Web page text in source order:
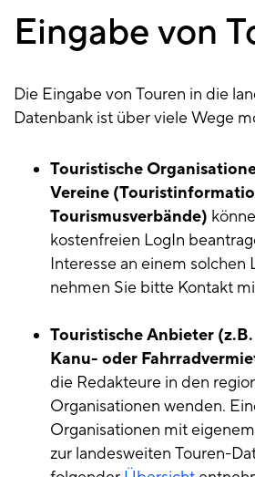
Eingabe
vonEingabe von
Die Eingabe von Touren in die
Datenbank ist über viele Wege
Touristische
Vereine
Tourismusverbände)
kostenfreien LogIn
Interesse an einem solchen
nehmen Sie bitte Kontakt
Touristische Anbieter
Kanu- oder
die Redakteure in den
Organisationen wenden.
Organisationen mit
zur landesweiten Touren-